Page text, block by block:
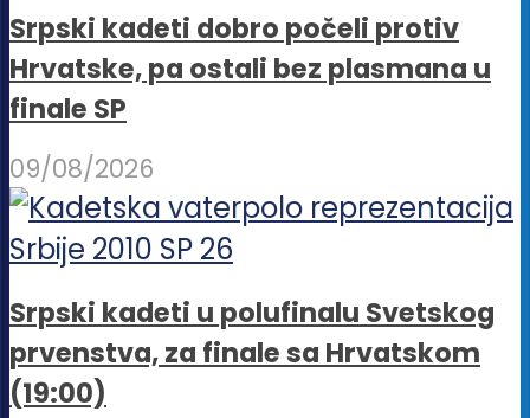
Srpski kadeti dobro počeli protiv
Hrvatske, pa ostali bez plasmana u
finale SP
09/08/2026
Srpski kadeti u polufinalu Svetskog
prvenstva, za finale sa Hrvatskom
(19:00)